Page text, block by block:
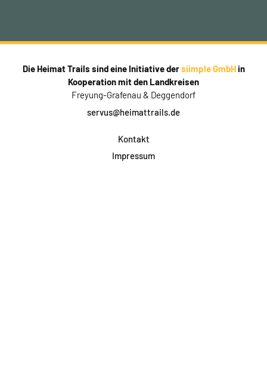
Die Heimat Trails sind eine Initiative dersiimple GmbHin
Kooperation mit den Landkreisen
Freyung-Grafenau & Deggendorf
servus@heimattrails.de
Kontakt
Impressum